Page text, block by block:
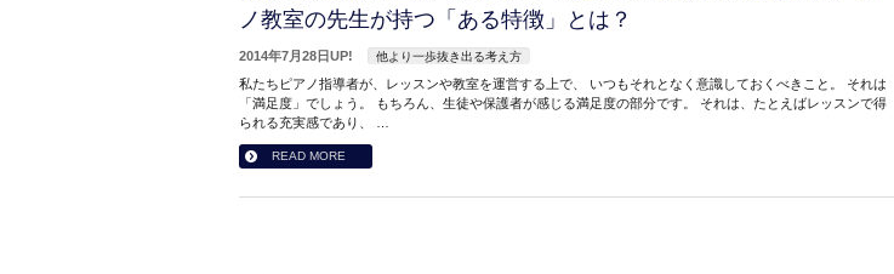
ノ教室の先生が持つ「ある特徴」とは？
2014年7月28日UP! 他より一歩抜き出る考え方
私たちピアノ指導者が、レッスンや教室を運営する上で、 いつもそれとなく意識しておくべきこと。 それは
「満足度」でしょう。 もちろん、生徒や保護者が感じる満足度の部分です。 それは、たとえばレッスンで得
られる充実感であり、 …
READ MORE